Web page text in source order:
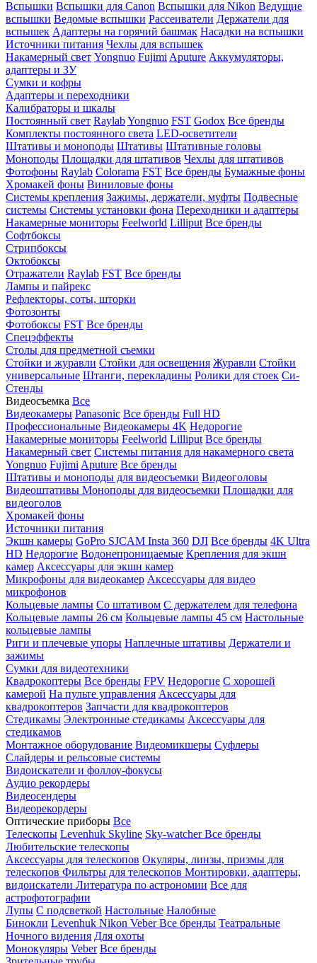
Вспышки Вспышки для Canon Вспышки для Nikon Ведущие
вспышки Ведомые вспышки Рассеиватели Держатели для
вспышек Адаптеры на горячий башмак Насадки на вспышки
Источники питания Чехлы для вспышек
Накамерный свет Yongnuo Fujimi Aputure Аккумуляторы,
адаптеры и ЗУ
Сумки и кофры
Адаптеры и переходники
Калибраторы и шкалы
Постоянный свет RaylabYongnuo FST Godox Все бренды
Комплекты постоянного света LED-осветители
Штативы и моноподы Штативы Штативные головы
Моноподы Площадки для штативов Чехлы для штативов
Фотофоны Raylab Colorama FST Все бренды Бумажные фоны
Хромакей фоны Виниловые фоны
Системы крепления Зажимы, держатели, муфты Подвесные
системы Системы установки фона Переходники и адаптеры
Накамерные мониторы Feelworld Lilliput Все бренды
Софтбоксы
Стрипбоксы
Октобоксы
Отражатели Raylab FST Все бренды
Лампы и пайрекс
Рефлекторы, соты, шторки
Фотозонты
Фотобоксы FST Все бренды
Спецэффекты
Столы для предметной съемки
Стойки и журавли Стойки для освещения Журавли Стойки
универсальные Штанги, перекладины Ролики для стоек Си-
Стенды
Видеосъемка Все
Видеокамеры Panasonic Все бренды Full HD
Профессиональные Видеокамеры 4K Недорогие
Накамерные мониторы Feelworld Lilliput Все бренды
Накамерный свет Системы питания для накамерного света
Yongnuo Fujimi Aputure Все бренды
Штативы и моноподы для видеосъемки Видеоголовы
Видеоштативы Моноподы для видеосъемки Площадки для
видеоголов
Хромакей фоны
Источники питания
Экшн камеры GoPro SJCAM Insta 360 DJI Все бренды 4K Ultra
HD Недорогие Водонепроницаемые Крепления для экшн
камер Аксессуары для экшн камер
Микрофоны для видеокамер Аксессуары для видео
микрофонов
Кольцевые лампы Со штативом C держателем для телефона
Кольцевые лампы 26 см Кольцевые лампы 45 см Настольные
кольцевые лампы
Риги и плечевые упоры Наплечные штативы Держатели и
зажимы
Сумки для видеотехники
Квадрокоптеры Все бренды FPV Недорогие С хорошей
камерой На пульте управления Аксессуары для
квадрокоптеров Запчасти для квадрокоптеров
Стедикамы Электронные стедикамы Аксессуары для
стедикамов
Монтажное оборудование Видеомикшеры Суфлеры
Слайдеры и рельсовые системы
Видоискатели и фоллоу-фокусы
Аудио рекордеры
Видеосендеры
Видеорекордеры
Оптические приборы Все
Телескопы Levenhuk Skyline Sky-watcherВсе бренды
Любительские телескопы
Аксессуары для телескопов Окуляры, линзы, призмы для
телескопов Фильтры для телескопов Монтировки, адаптеры,
видоискатели Литература по астрономии Все для
астрофотографии
Лупы С подсветкой Настольные Налобные
Бинокли Levenhuk Nikon VeberВсе бренды Театральные
Ночного видения Для охоты
Монокуляры Veber Все бренды